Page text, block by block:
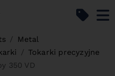
Metal
Tokarki precyzyjne
350 VD